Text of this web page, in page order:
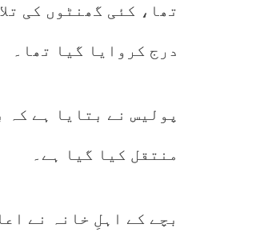
تھا، کئی گھنٹوں کی
درج کروایا گیا تھا۔
منتقل کیا گیا ہے۔
بچے کے اہلِ خانہ نے